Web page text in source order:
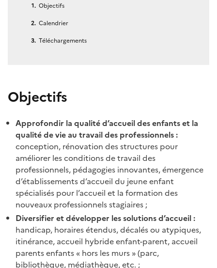
Objectifs
Calendrier
Téléchargements
Objectifs
Approfondir la qualité d’accueil des enfants et la
qualité de vie au travail des professionnels :
conception, rénovation des structures pour
améliorer les conditions de travail des
professionnels, pédagogies innovantes, émergence
d’établissements d’accueil du jeune enfant
spécialisés pour l’accueil et la formation des
nouveaux professionnels stagiaires ;
Diversifier et développer les solutions d’accueil :
handicap, horaires étendus, décalés ou atypiques,
itinérance, accueil hybride enfant-parent, accueil
parents enfants « hors les murs » (parc,
bibliothèque, médiathèque, etc. ;